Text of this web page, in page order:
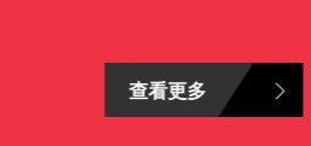
查看更多